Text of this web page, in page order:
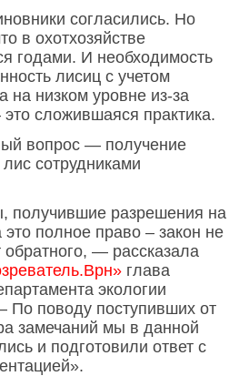
согласились. Но
в охотхозяйстве
годами. И необходимость
лисиц с учетом
на низком уровне из-за
сложившаяся практика.
вопрос — получение
сотрудниками
получившие разрешения на
полное право – закон не
обратного, — рассказала
глава
экологии
По поводу поступивших от
замечаний мы в данной
и подготовили ответ с